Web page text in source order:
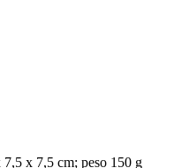
x 7,5 cm; peso 150 g